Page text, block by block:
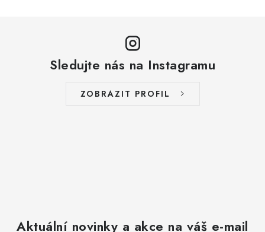
Sledujte nás na Instagramu
ZOBRAZIT PROFIL
Aktuální novinky a akce na váš e-mail